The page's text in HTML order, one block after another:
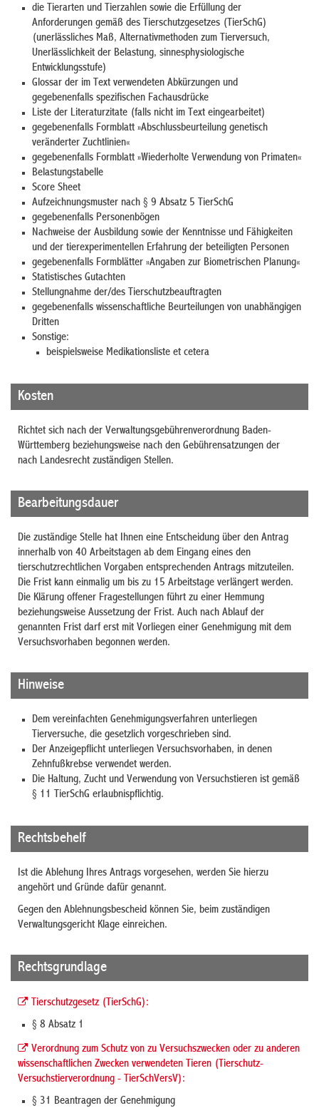
die Tierarten und Tierzahlen sowie die Erfüllung der
Anforderungen gemäß des Tierschutzgesetzes (TierSchG)
(unerlässliches Maß, Alternativmethoden zum Tierversuch,
Unerlässlichkeit der Belastung, sinnesphysiologische
Entwicklungsstufe)
Glossar der im Text verwendeten Abkürzungen und
gegebenenfalls spezifischen Fachausdrücke
Liste der Literaturzitate (falls nicht im Text eingearbeitet)
gegebenenfalls Formblatt »Abschlussbeurteilung genetisch
veränderter Zuchtlinien«
gegebenenfalls Formblatt »Wiederholte Verwendung von Primaten«
Belastungstabelle
Score Sheet
Aufzeichnungsmuster nach § 9 Absatz 5 TierSchG
gegebenenfalls Personenbögen
Nachweise der Ausbildung sowie der Kenntnisse und Fähigkeiten
und der tierexperimentellen Erfahrung der beteiligten Personen
gegebenenfalls Formblätter »Angaben zur Biometrischen Planung«
Statistisches Gutachten
Stellungnahme der/des Tierschutzbeauftragten
gegebenenfalls wissenschaftliche Beurteilungen von unabhängigen
Dritten
Sonstige:
beispielsweise Medikationsliste et cetera
Kosten
Richtet sich nach der Verwaltungsgebührenverordnung Baden-
Württemberg beziehungsweise nach den Gebührensatzungen der
nach Landesrecht zuständigen Stellen.
Bearbeitungsdauer
Die zuständige Stelle hat Ihnen eine Entscheidung über den Antrag
innerhalb von 40 Arbeitstagen ab dem Eingang eines den
tierschutzrechtlichen Vorgaben entsprechenden Antrags mitzuteilen.
Die Frist kann einmalig um bis zu 15 Arbeitstage verlängert werden.
Die Klärung offener Fragestellungen führt zu einer Hemmung
beziehungsweise Aussetzung der Frist. Auch nach Ablauf der
genannten Frist darf erst mit Vorliegen einer Genehmigung mit dem
Versuchsvorhaben begonnen werden.
Hinweise
Dem vereinfachten Genehmigungsverfahren unterliegen
Tierversuche, die gesetzlich vorgeschrieben sind.
Der Anzeigepflicht unterliegen Versuchsvorhaben, in denen
Zehnfußkrebse verwendet werden.
Die Haltung, Zucht und Verwendung von Versuchstieren ist gemäß
§ 11 TierSchG erlaubnispflichtig.
Rechtsbehelf
Ist die Ablehung Ihres Antrags vorgesehen, werden Sie hierzu
angehört und Gründe dafür genannt.
Gegen den Ablehnungsbescheid können Sie, beim zuständigen
Verwaltungsgericht Klage einreichen.
Rechtsgrundlage
Tierschutzgesetz (TierSchG):
§ 8 Absatz 1
Verordnung zum Schutz von zu Versuchszwecken oder zu anderen
wissenschaftlichen Zwecken verwendeten Tieren (Tierschutz-
Versuchstierverordnung - TierSchVersV):
§ 31 Beantragen der Genehmigung